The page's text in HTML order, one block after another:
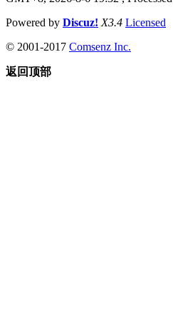
Powered by Discuz! X3.4 Licensed
© 2001-2017 Comsenz Inc.
返回顶部